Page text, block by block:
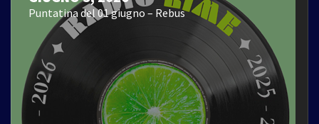
Puntatina del 01 giugno – Rebus